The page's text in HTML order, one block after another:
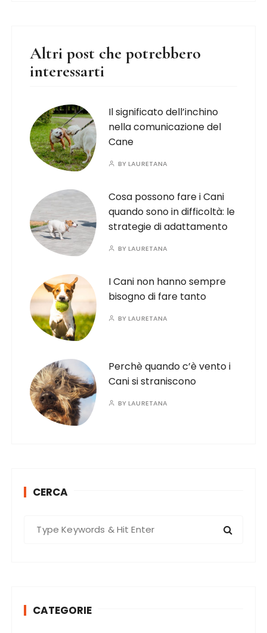
Altri post che potrebbero
interessarti
Il significato dell’inchino
nella comunicazione del
Cane
BYLAURETANA
Cosa possono fare i Cani
quando sono in difficoltà: le
strategie di adattamento
BYLAURETANA
I Cani non hanno sempre
bisogno di fare tanto
BYLAURETANA
Perchè quando c’è vento i
Cani si straniscono
BYLAURETANA
CERCA
CATEGORIE